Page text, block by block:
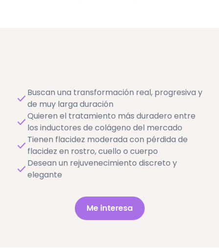
refuerza y potencia los efectos de la
anterior
Compatible con otros tratamientos
estéticos para potenciar y prolongar
sus resultados
Buscan una transformación real, progresiva y
de muy larga duración
Quieren el tratamiento más duradero entre
los inductores de colágeno del mercado
Tienen flacidez moderada con pérdida de
flacidez en rostro, cuello o cuerpo
Desean un rejuvenecimiento discreto y
elegante
Me interesa